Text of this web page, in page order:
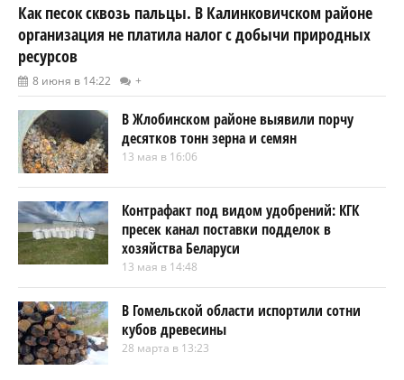
Как песок сквозь пальцы. В Калинковичском районе
организация не платила налог с добычи природных
ресурсов
8 июня в 14:22 +
В Жлобинском районе выявили порчу
десятков тонн зерна и семян
13 мая в 16:06
Контрафакт под видом удобрений: КГК
пресек канал поставки подделок в
хозяйства Беларуси
13 мая в 14:48
В Гомельской области испортили сотни
кубов древесины
28 марта в 13:23